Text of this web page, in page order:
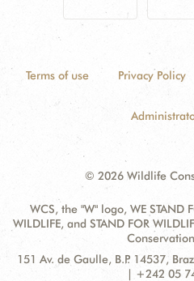
Terms of use Privacy Policy
© 2026 Wildlife
WCS, the "W" logo, WE STAND
WILDLIFE, and STAND FOR
Contact
Address:
151 Av. de Gaulle, B.P. 14537,
| +242 05